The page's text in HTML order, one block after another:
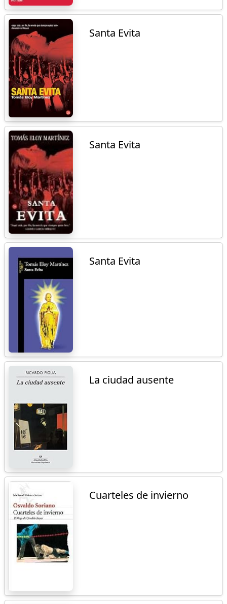
Santa Evita
Santa Evita
Santa Evita
La ciudad ausente
Cuarteles de invierno